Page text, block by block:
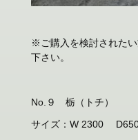
※ご購入を検討された
下さい。
No.９ 栃（トチ）
サイズ：W 2300